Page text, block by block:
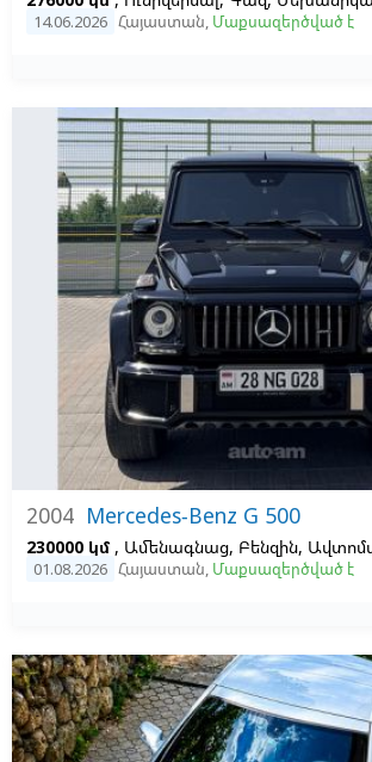
14.06.2026 Հայաստան, Մաքսազերծված է
2004 Mercedes-Benz G 500
230000 կմ , Ամենագնաց, Բենզին,
01.08.2026 Հայաստան, Մաքսազերծված է